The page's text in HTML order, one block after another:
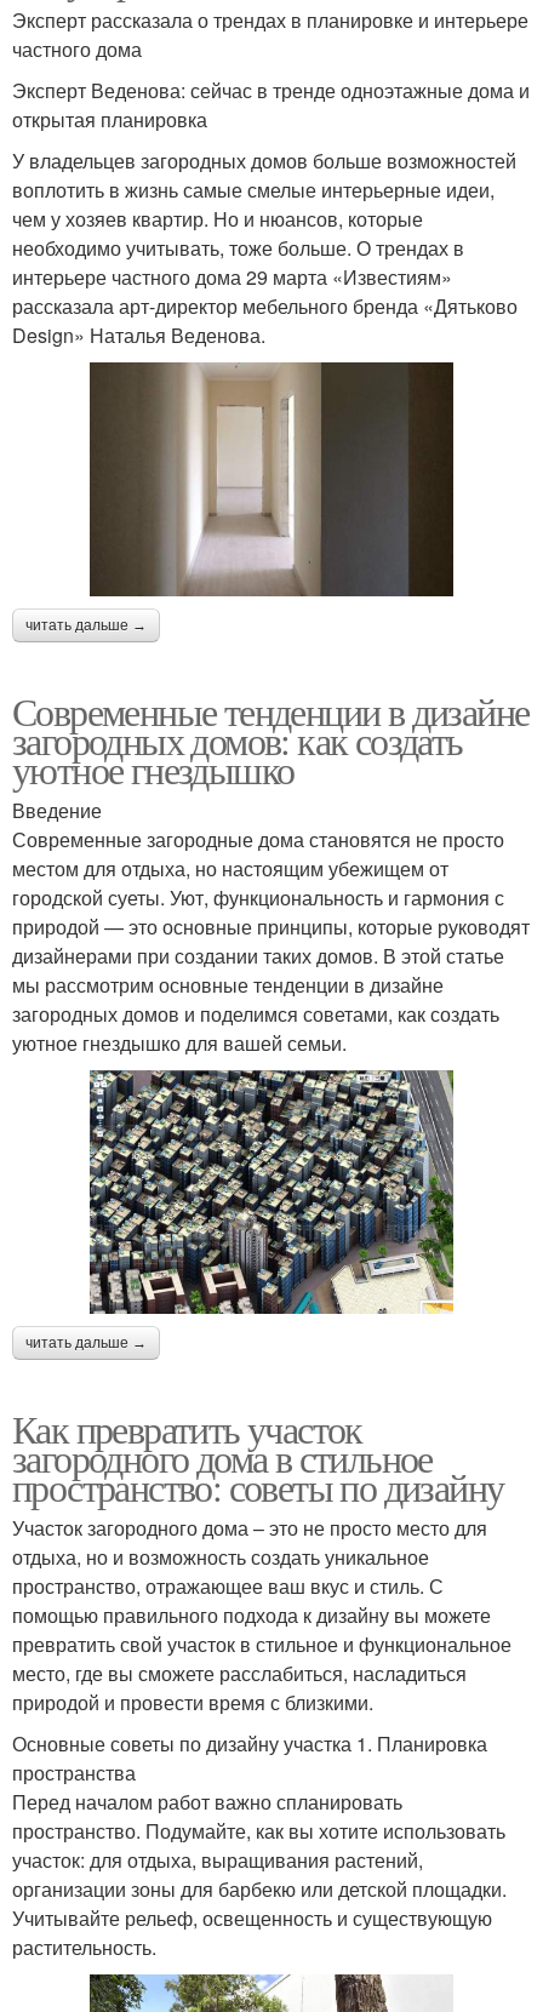
Эксперт рассказала о трендах в планировке и интерьере
частного дома
Эксперт Веденова: сейчас в тренде одноэтажные дома и
открытая планировка
У владельцев загородных домов больше возможностей
воплотить в жизнь самые смелые интерьерные идеи,
чем у хозяев квартир. Но и нюансов, которые
необходимо учитывать, тоже больше. О трендах в
интерьере частного дома 29 марта «Известиям»
рассказала арт-директор мебельного бренда «Дятьково
Design» Наталья Веденова.
читать дальше →
Современные тенденции в дизайне
загородных домов: как создать
уютное гнездышко
Введение
Современные загородные дома становятся не просто
местом для отдыха, но настоящим убежищем от
городской суеты. Уют, функциональность и гармония с
природой — это основные принципы, которые руководят
дизайнерами при создании таких домов. В этой статье
мы рассмотрим основные тенденции в дизайне
загородных домов и поделимся советами, как создать
уютное гнездышко для вашей семьи.
читать дальше →
Как превратить участок
загородного дома в стильное
пространство: советы по дизайну
Участок загородного дома – это не просто место для
отдыха, но и возможность создать уникальное
пространство, отражающее ваш вкус и стиль. С
помощью правильного подхода к дизайну вы можете
превратить свой участок в стильное и функциональное
место, где вы сможете расслабиться, насладиться
природой и провести время с близкими.
Основные советы по дизайну участка 1. Планировка
пространства
Перед началом работ важно спланировать
пространство. Подумайте, как вы хотите использовать
участок: для отдыха, выращивания растений,
организации зоны для барбекю или детской площадки.
Учитывайте рельеф, освещенность и существующую
растительность.